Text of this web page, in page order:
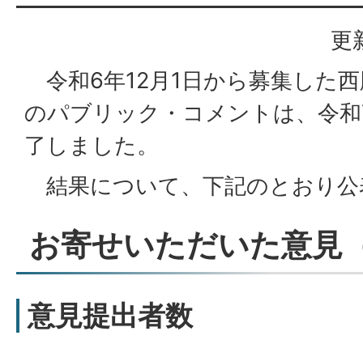
更
令和6年12月1日から募集した
のパブリック・コメントは、令
了しました。
結果について、下記のとおり
お寄せいただいた意見
意見提出者数